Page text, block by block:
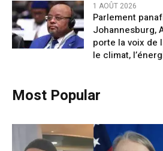
1 AOÛT 2026
Parlement
Johannesburg,
porte la voix de
le climat,
Most Popular